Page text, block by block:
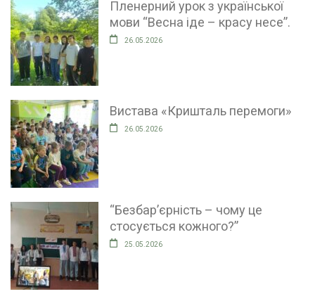
Пленерний урок з української
мови “Весна іде – красу несе”.
26.05.2026
Вистава «Кришталь перемоги»
26.05.2026
“Безбар’єрність – чому це
стосується кожного?”
25.05.2026